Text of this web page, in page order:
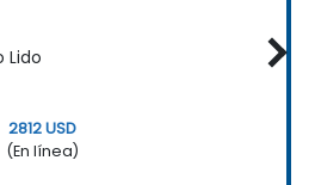
Lido
2812 USD
(En línea)